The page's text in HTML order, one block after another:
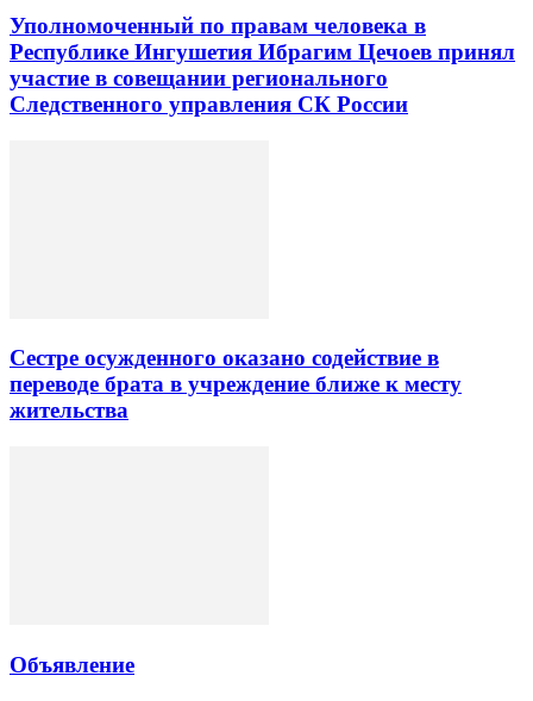
Уполномоченный по правам человека в
Республике Ингушетия Ибрагим Цечоев принял
участие в совещании регионального
Следственного управления СК России
Сестре осужденного оказано содействие в
переводе брата в учреждение ближе к месту
жительства
Объявление